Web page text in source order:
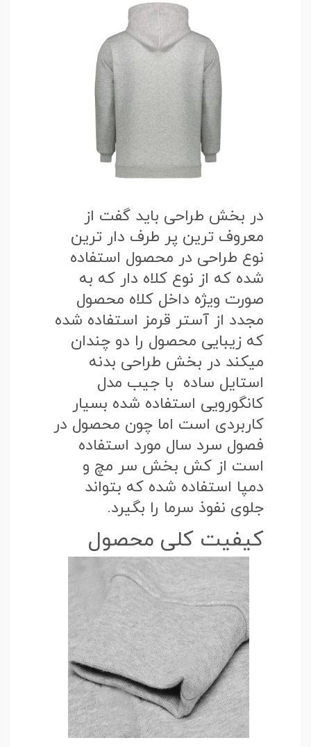
در بخش طراحی باید گفت از
معروف ترین پر طرف دار ترین
نوع طراحی در محصول استفاده
شده که از نوع کلاه دار که به
صورت ویژه داخل کلاه محصول
مجدد از آستر قرمز استفاده شده
که زیبایی محصول را دو چندان
میکند در بخش طراحی بدنه
استایل ساده با جیب مدل
کانگورویی استفاده شده بسیار
کاربردی است اما چون محصول در
فصول سرد سال مورد استفاده
است از کش بخش سر مچ و
دمپا استفاده شده که بتواند
جلوی نفوذ سرما را بگیرد.
کیفیت کلی محصول